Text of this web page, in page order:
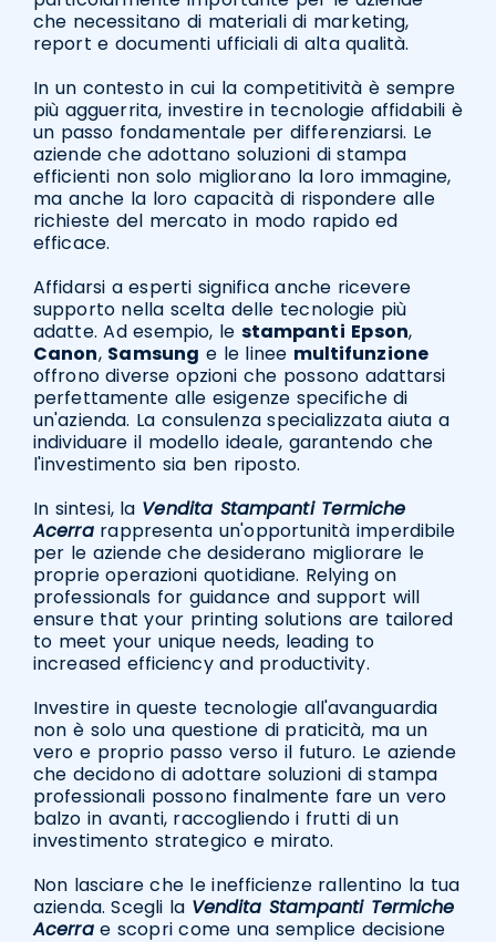
che necessitano di materiali di marketing,
report e documenti ufficiali di alta qualità.
In un contesto in cui la competitività è sempre
più agguerrita, investire in tecnologie affidabili è
un passo fondamentale per differenziarsi. Le
aziende che adottano soluzioni di stampa
efficienti non solo migliorano la loro immagine,
ma anche la loro capacità di rispondere alle
richieste del mercato in modo rapido ed
efficace.
Affidarsi a esperti significa anche ricevere
supporto nella scelta delle tecnologie più
adatte. Ad esempio, le stampanti Epson,
Canon, Samsung e le linee multifunzione
offrono diverse opzioni che possono adattarsi
perfettamente alle esigenze specifiche di
un'azienda. La consulenza specializzata aiuta a
individuare il modello ideale, garantendo che
l'investimento sia ben riposto.
In sintesi, la Vendita Stampanti Termiche
Acerrarappresenta un'opportunità imperdibile
per le aziende che desiderano migliorare le
proprie operazioni quotidiane. Relying on
professionals for guidance and support will
ensure that your printing solutions are tailored
to meet your unique needs, leading to
increased efficiency and productivity.
Investire in queste tecnologie all'avanguardia
non è solo una questione di praticità, ma un
vero e proprio passo verso il futuro. Le aziende
che decidono di adottare soluzioni di stampa
professionali possono finalmente fare un vero
balzo in avanti, raccogliendo i frutti di un
investimento strategico e mirato.
Non lasciare che le inefficienze rallentino la tua
azienda. Scegli la Vendita Stampanti Termiche
Acerrae scopri come una semplice decisione